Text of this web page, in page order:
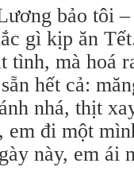
bảo tôi
gì kịp ăn
tình, mà hoá
hết cả:
nhá, thịt
đi một
này, em ái